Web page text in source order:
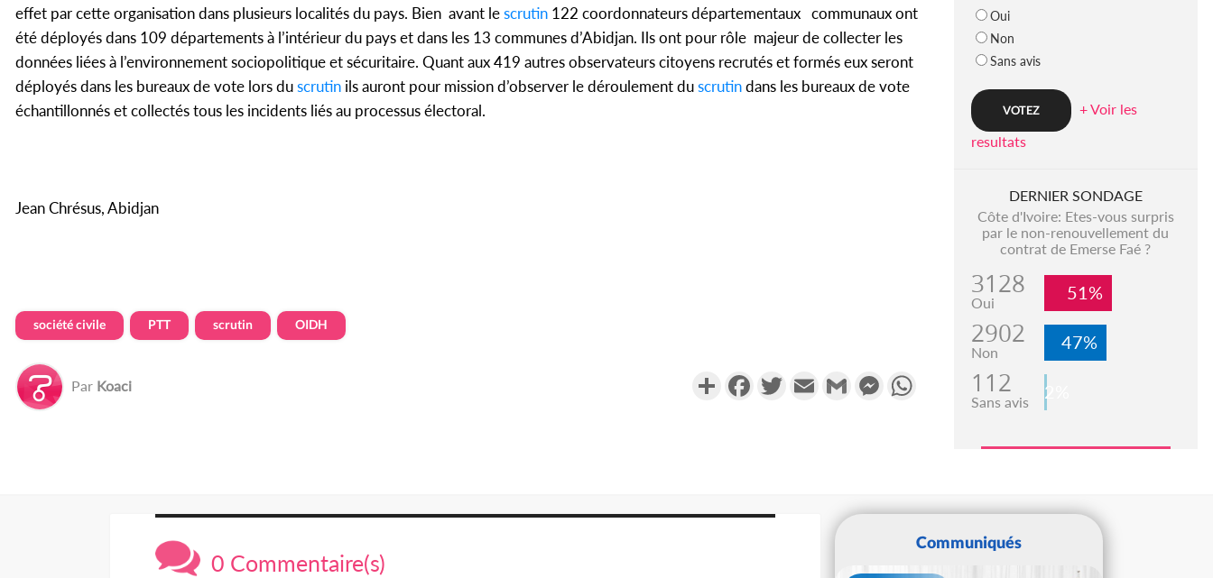
effet par cette organisation dans plusieurs localités du pays. Bien avant lescrutin 122 coordonnateurs départementaux communaux ont
été déployés dans 109 départements à l’intérieur du pays et dans les 13 communes d’Abidjan. Ils ont pour rôle majeur de collecter les
données liées à l’environnement sociopolitique et sécuritaire. Quant aux 419 autres observateurs citoyens recrutés et formés eux seront
déployés dans les bureaux de vote lors duscrutin ils auront pour mission d’observer le déroulement duscrutindans les bureaux de vote
échantillonnés et collectés tous les incidents liés au processus électoral.
Jean Chrésus, Abidjan
société civile PTT scrutin OIDH
Par Koaci PartagerFacebookTwitterEmail Gmail MessengerWhatsApp
Oui
Non
Sans avis
+ Voir les
resultats
DERNIER SONDAGE
Côte d'Ivoire: Etes-vous surpris
par le non-renouvellement du
contrat de Emerse Faé ?
3128
Oui 51%
2902
Non 47%
112
Sans avis 2%
0 Commentaire(s)
Communiqués